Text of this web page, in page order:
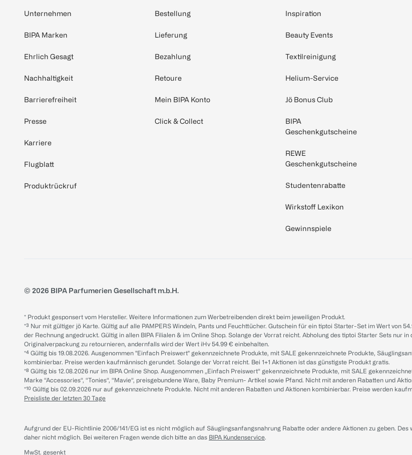
Unternehmen
BIPA Marken
Ehrlich Gesagt
Nachhaltigkeit
Barrierefreiheit
Presse
Karriere
Flugblatt
Produktrückruf
Bestellung
Lieferung
Bezahlung
Retoure
Mein BIPA Konto
Click & Collect
Inspiration
Beauty Events
Textilreinigung
Helium-Service
Jö Bonus Club
BIPA
Geschenkgutscheine
REWE
Geschenkgutscheine
Studentenrabatte
Wirkstoff Lexikon
Gewinnspiele
© 2026 BIPA Parfumerien Gesellschaft m.b.H.
* Produkt gesponsert vom Hersteller. Weitere Informationen zum Werbetreibenden direkt beim jeweiligen Produkt.
*³ Nur mit gültiger jö Karte. Gültig auf alle PAMPERS Windeln, Pants und Feuchttücher. Gutschein für ein tiptoi Starter-Set im Wert von
der Rechnung angedruckt. Gültig in allen BIPA Filialen & im Online Shop. Solange der Vorrat reicht. Abholung des tiptoi Starter Sets nur
Originalverpackung zu retournieren, andernfalls wird der Wert iHv 54.99 € einbehalten.
*⁴ Gültig bis 19.08.2026. Ausgenommen "Einfach Preiswert" gekennzeichnete Produkte, mit SALE gekennzeichnete Produkte,
kombinierbar. Preise werden kaufmännisch gerundet. Solange der Vorrat reicht. Bei 1+1 Aktionen ist das günstigste Produkt gratis.
*⁸ Gültig bis 12.08.2026 nur im BIPA Online Shop. Ausgenommen „Einfach Preiswert“ gekennzeichnete Produkte, mit SALE
Marke “Accessories“, “Tonies“, “Mavie“, preisgebundene Ware, Baby Premium- Artikel sowie Pfand. Nicht mit anderen Rabatten und
*¹⁰ Gültig bis 02.09.2026 nur auf gekennzeichnete Produkte. Nicht mit anderen Rabatten und Aktionen kombinierbar. Preise werden
Preisliste der letzten 30 Tage
Aufgrund der EU-Richtlinie 2006/141/EG ist es nicht möglich auf Säuglingsanfangsnahrung Rabatte oder andere Aktionen zu geben.
daher nicht möglich. Bei weiteren Fragen wende dich bitte an das BIPA Kundenservice.
MwSt. gesenkt